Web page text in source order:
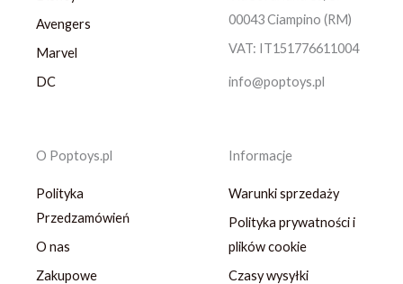
Avengers
Marvel
DC
00043 Ciampino (RM)
VAT: IT151776611004
info@poptoys.pl
O Poptoys.pl
Polityka
Przedzamówień
O nas
Zakupowe
Informacje
Warunki sprzedaży
Polityka prywatności i
plików cookie
Czasy wysyłki